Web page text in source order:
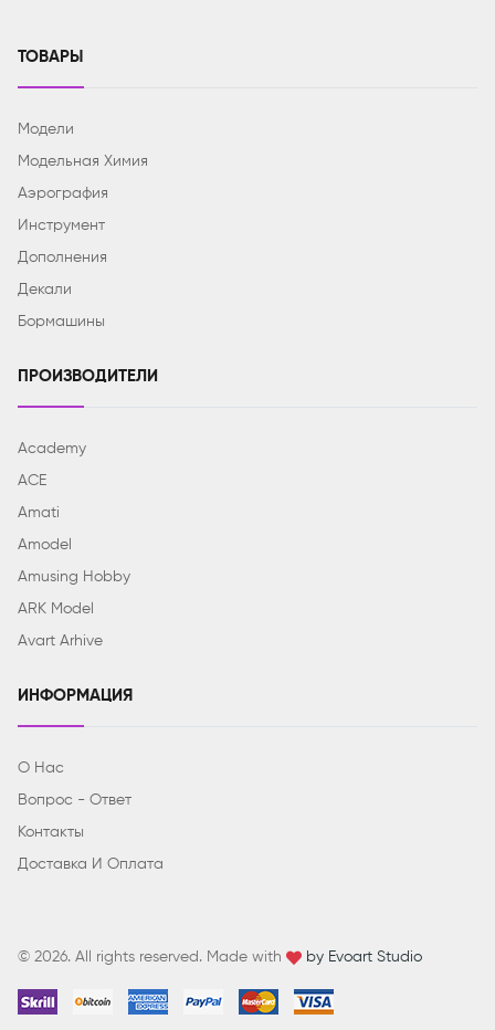
ТОВАРЫ
Модели
Модельная Химия
Аэрография
Инструмент
Дополнения
Декали
Бормашины
ПРОИЗВОДИТЕЛИ
Academy
ACE
Amati
Amodel
Amusing Hobby
ARK Model
Avart Arhive
ИНФОРМАЦИЯ
О Нас
Вопрос - Ответ
Контакты
Доставка И Оплата
© 2026. All rights reserved. Made with by Evoart Studio